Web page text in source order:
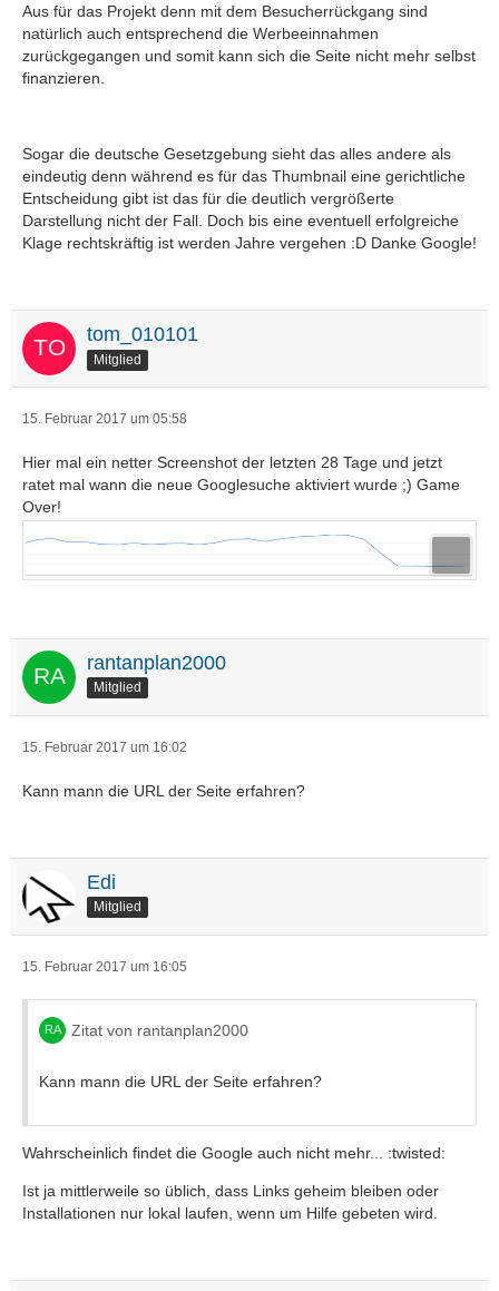
Aus für das Projekt denn mit dem Besucherrückgang sind
natürlich auch entsprechend die Werbeeinnahmen
zurückgegangen und somit kann sich die Seite nicht mehr selbst
finanzieren.
Sogar die deutsche Gesetzgebung sieht das alles andere als
eindeutig denn während es für das Thumbnail eine gerichtliche
Entscheidung gibt ist das für die deutlich vergrößerte
Darstellung nicht der Fall. Doch bis eine eventuell erfolgreiche
Klage rechtskräftig ist werden Jahre vergehen :D Danke Google!
tom_010101
Mitglied
15. Februar 2017 um 05:58
Hier mal ein netter Screenshot der letzten 28 Tage und jetzt
ratet mal wann die neue Googlesuche aktiviert wurde ;) Game
Over!
rantanplan2000
Mitglied
15. Februar 2017 um 16:02
Kann mann die URL der Seite erfahren?
Edi
Mitglied
15. Februar 2017 um 16:05
Zitat von rantanplan2000
Kann mann die URL der Seite erfahren?
Wahrscheinlich findet die Google auch nicht mehr... :twisted:
Ist ja mittlerweile so üblich, dass Links geheim bleiben oder
Installationen nur lokal laufen, wenn um Hilfe gebeten wird.